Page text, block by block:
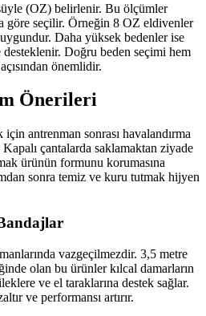
(OZ) belirlenir. Bu ölçümler
göre seçilir. Örneğin 8 OZ eldivenler
Daha yüksek bedenler ise
Doğru beden seçimi hem
önemlidir.
Önerileri
antrenman sonrası havalandırma
çantalarda saklamaktan ziyade
ürünün formunu korumasına
sonra temiz ve kuru tutmak hijyen
vazgeçilmezdir. 3,5 metre
olan bu ürünler kılcal damarların
ve el taraklarına destek sağlar.
ve performansı artırır.